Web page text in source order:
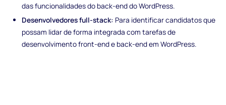
das funcionalidades do back-end do WordPress.
Desenvolvedores full-stack: Para identificar candidatos que
possam lidar de forma integrada com tarefas de
desenvolvimento front-end e back-end em WordPress.